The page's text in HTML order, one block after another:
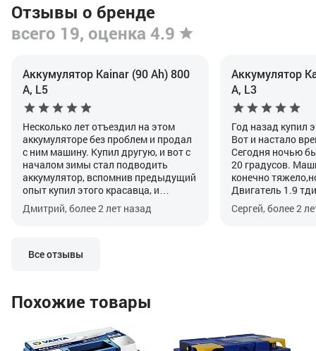
Отзывы о бренде
всего 19, оценка 4.9
Аккумулятор Kainar (90 Ah) 800
А, L5
Несколько лет отъездил на этом
аккумуляторе без проблем и продал
с ним машину. Купил другую, и вот с
началом зимы стал подводить
аккумулятор, вспомнив предыдущий
опыт купил этого красавца, и
машину будто подменили, стала
заводиться с пол-оборота.
Дмитрий, более 2 лет назад
Аккумулятор
А, L3
Год назад купил
Вот и настало
Сегодня ночью
20 градусов.
конечно
Двигатель 1.9
его можно лишь
Сергей, более 2
Все отзывы
Похожие товары